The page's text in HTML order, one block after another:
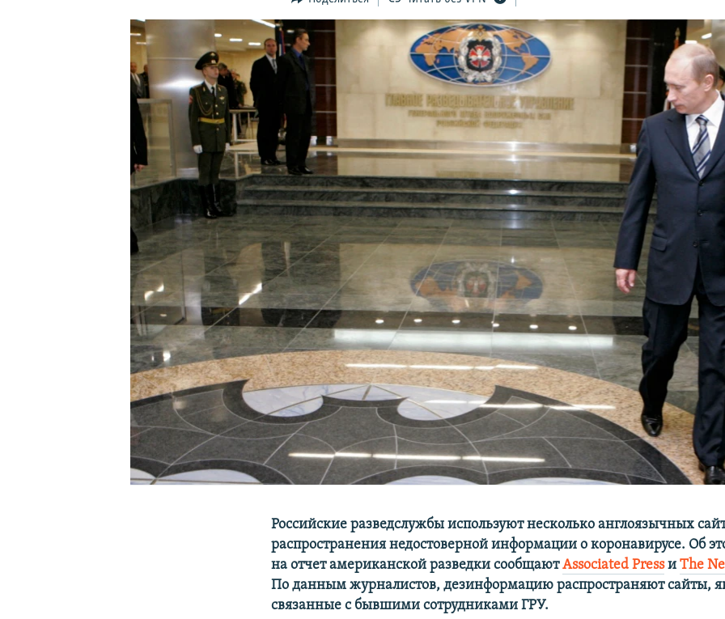
КРЫМ.НЕПОКОРЕННЫЙ
УКРАИНСКАЯ ПРОБЛЕМА КРЫМА
Российские разведслужбы используют несколько англоязычных
распространения недостоверной информации о коронавирусе. Об
на отчет американской разведки сообщаютAssociated PressиThe
По данным журналистов, дезинформацию распространяют сайты,
связанные с бывшими сотрудниками ГРУ.